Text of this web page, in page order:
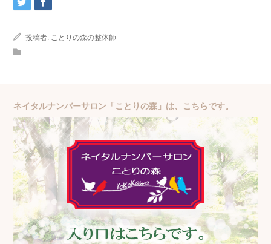
投稿者: ことりの森の整体師
ネイタルナンバーサロン「ことりの森」は、こちらです。